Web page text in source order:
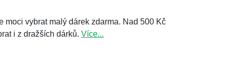
moci vybrat malý dárek zdarma. Nad 500 Kč
i z dražších dárků. Více...